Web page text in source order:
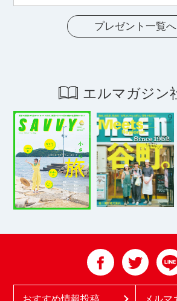
プレゼント一覧へ
エルマガジン
おすすめ情報投稿 メルマ